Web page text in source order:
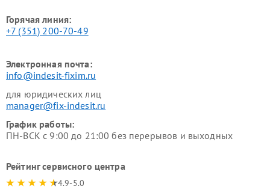
Горячая линия:
+7 (351) 200-70-49
Электронная почта:
info@indesit-fixim.ru
для юридических лиц
manager@fix-indesit.ru
График работы:
ПН-ВСК с 9:00 до 21:00 без перерывов и выходных
Рейтинг сервисного центра
4.9-5.0